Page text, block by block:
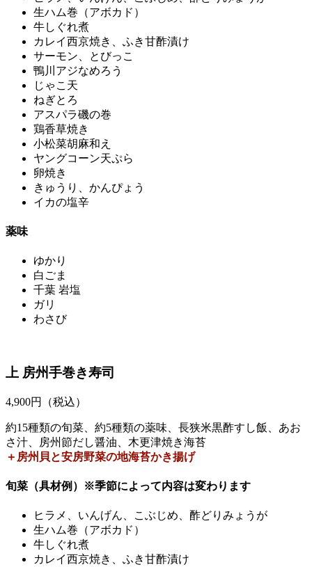
生ハム巻（アボカド）
牛しぐれ煮
カレイ西京焼き、ふき甘酢漬け
サーモン、とびっこ
鴨川アジなめろう
じゃこ天
ねぎとろ
アスパラ磯の巻
鶏香草焼き
小松菜胡麻和え
ヤングコーン天ぷら
卵焼き
きゅうり、かんぴょう
イカの塩辛
薬味
ゆかり
白ごま
千葉 岩塩
ガリ
わさび
上 房州手巻き寿司
4,900円（税込）
約15種類の旬菜、約5種類の薬味、長狭米黒酢すし飯、あお
さ汁、房州節だし醤油、木更津焼き海苔
＋房州貝と安房野菜の地海苔かき揚げ
旬菜（具材例）※季節によって内容は変わります
ヒラメ、いんげん、こぶじめ、酢どりみょうが
生ハム巻（アボカド）
牛しぐれ煮
カレイ西京焼き、ふき甘酢漬け